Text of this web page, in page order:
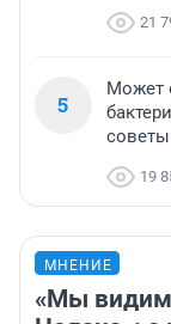
21
5
Может
советы
19
МНЕНИЕ
«Мы видим